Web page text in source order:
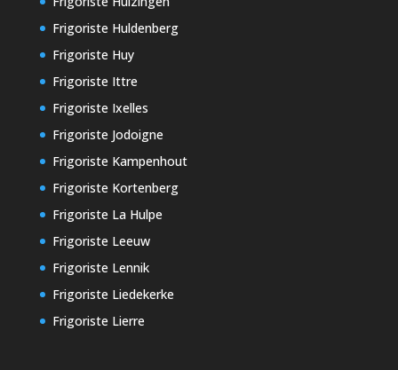
Frigoriste Huldenberg
Frigoriste Huy
Frigoriste Ittre
Frigoriste Ixelles
Frigoriste Jodoigne
Frigoriste Kampenhout
Frigoriste Kortenberg
Frigoriste La Hulpe
Frigoriste Leeuw
Frigoriste Lennik
Frigoriste Liedekerke
Frigoriste Lierre